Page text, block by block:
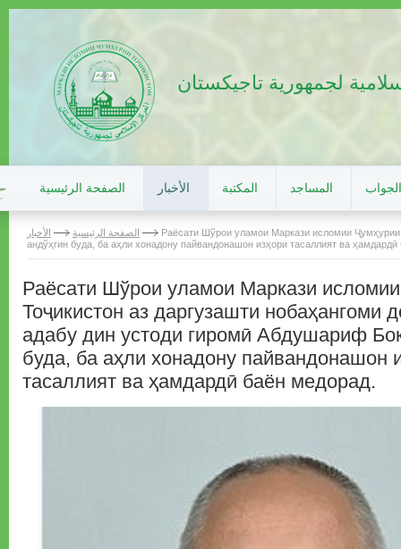
لجمهورية تاجيكستان
الصفحة الرئيسية الأخبار المكتبة المساجد
الصفحة الرئيسية الأخبار
Раёсати Шўрои уламои Маркази исломии
андўҳгин буда, ба аҳли хонадону пайвандонашон изҳори тасаллият ва
Раёсати Шўрои уламои Маркази
Тоҷикистон аз даргузашти нобаҳангоми
адабу дин устоди гиромӣ Абдушариф
буда, ба аҳли хонадону пайвандонашон
тасаллият ва ҳамдардӣ баён медорад.